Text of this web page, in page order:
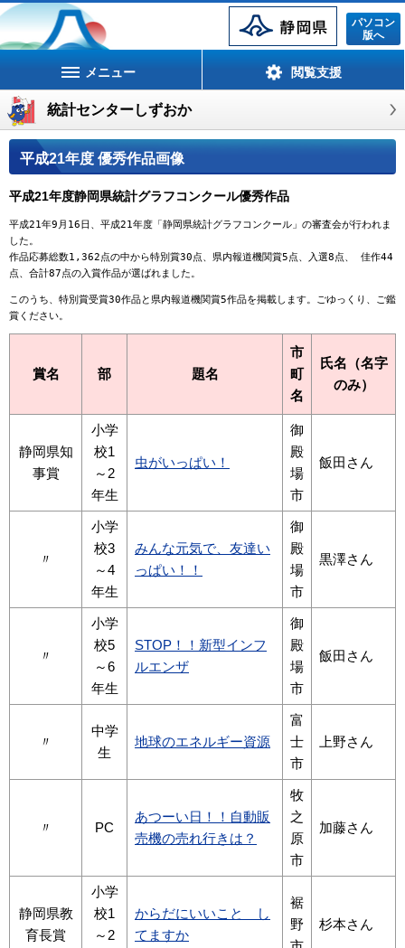
静岡県
パソコン
版へ
メニュー 閲覧支援
統計センターしずおか
平成21年度 優秀作品画像
平成21年度静岡県統計グラフコンクール優秀作品
平成21年9月16日、平成21年度「静岡県統計グラフコンクール」の審査会が行われま
した。
作品応募総数1,362点の中から特別賞30点、県内報道機関賞5点、入選8点、 佳作44
点、合計87点の入賞作品が選ばれました。
このうち、特別賞受賞30作品と県内報道機関賞5作品を掲載します。ごゆっくり、ご鑑
賞ください。
賞名 部 題名
市
町
名
氏名（名字
のみ）
静岡県知
事賞
小学
校1
～2
年生
虫がいっぱい！
御
殿
場
市
飯田さん
〃
小学
校3
～4
年生
みんな元気で、友達い
っぱい！！
御
殿
場
市
黒澤さん
〃
小学
校5
～6
年生
STOP！！新型インフ
ルエンザ
御
殿
場
市
飯田さん
〃
中学
生
地球のエネルギー資源
富
士
市
上野さん
〃 PC
あつーい日！！自動販
売機の売れ行きは？
牧
之
原
市
加藤さん
静岡県教
育長賞
小学
校1
～2
からだにいいこと し
てますか
裾
野
杉本さん